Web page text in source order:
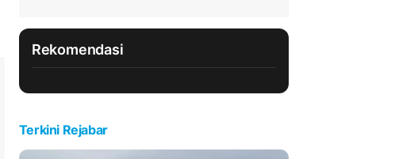
Rekomendasi
Terkini Rejabar